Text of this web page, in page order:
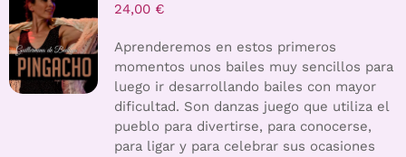
24,00 €
Aprenderemos en estos primeros
momentos unos bailes muy sencillos para
luego ir desarrollando bailes con mayor
dificultad. Son danzas juego que utiliza el
pueblo para divertirse, para conocerse,
para ligar y para celebrar sus ocasiones